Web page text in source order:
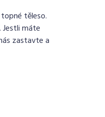
těleso.
máte
zastavte a